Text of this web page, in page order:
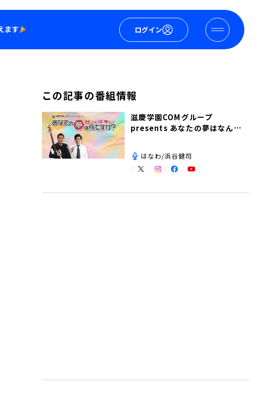
ログイン
この記事の番組情報
滋慶学園COMグループ
presents あなたの夢はなんで
はなわ/浜谷健司